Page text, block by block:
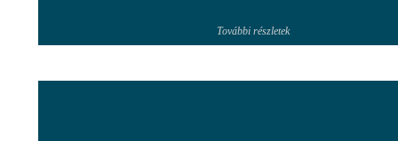
További részletek